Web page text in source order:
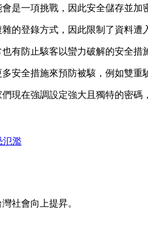
是一項挑戰，因此安全儲存並加
的登錄方式，因此限制了資料遭
有防止駭客以蠻力破解的安全措
安全措施來預防被駭，例如雙重
現在強調設定強大且獨特的密
氾濫
社會向上提昇。